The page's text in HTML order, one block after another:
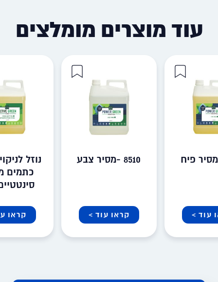
עוד מוצרים מומלצים
עוד >
8510 -מסיר צבע
קראו עוד >
נוזל
כתמים
סינטטיים
קראו